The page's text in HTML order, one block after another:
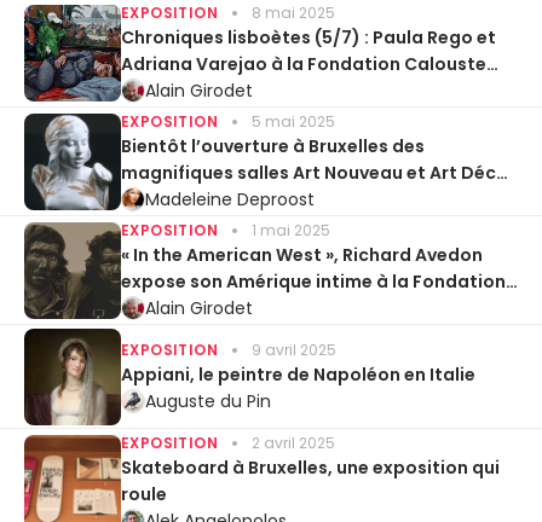
EXPOSITION 8 mai 2025
Chroniques lisboètes (5/7) : Paula Rego et
Adriana Varejao à la Fondation Calouste
Gulbenkian
Alain Girodet
EXPOSITION 5 mai 2025
Bientôt l’ouverture à Bruxelles des
magnifiques salles Art Nouveau et Art Déco
du Cinquantenaire
Madeleine Deproost
EXPOSITION 1 mai 2025
« In the American West », Richard Avedon
expose son Amérique intime à la Fondation
Henri Cartier-Bresson
Alain Girodet
EXPOSITION 9 avril 2025
Appiani, le peintre de Napoléon en Italie
Auguste du Pin
EXPOSITION 2 avril 2025
Skateboard à Bruxelles, une exposition qui
roule